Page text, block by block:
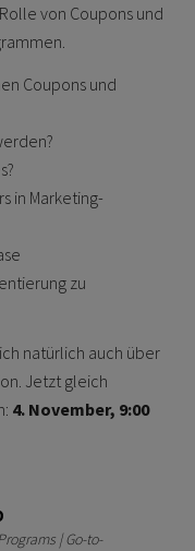
von Coupons und
Coupons und
in Marketing-
zu
natürlich auch über
Jetzt gleich
4. November, 9:00
| Go-to-